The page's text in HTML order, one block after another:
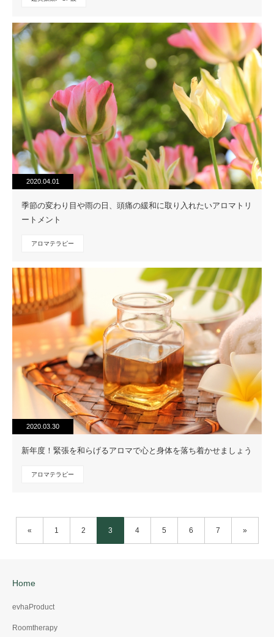
2020.04.01
季節の変わり目や雨の日、頭痛の緩和に取り入れたいアロマトリ
ートメント
アロマテラピー
2020.03.30
新年度！緊張を和らげるアロマで心と身体を落ち着かせましょう
アロマテラピー
« 1 2 3 4 5 6 7 »
Home
evhaProduct
Roomtherapy